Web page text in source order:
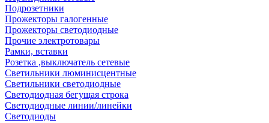
Подрозетники
Прожекторы галогенные
Прожекторы светодиодные
Прочие электротовары
Рамки, вставки
Розетка ,выключатель сетевые
Светильники люминисцентные
Светильники светодиодные
Светодиодная бегущая строка
Светодиодные линии/линейки
Светодиоды